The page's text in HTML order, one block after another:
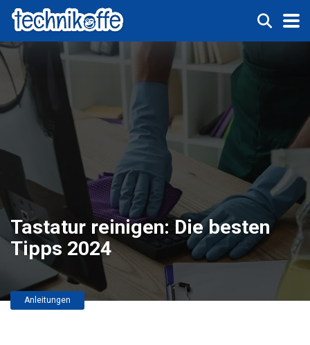
Tastatur reinigen: Die besten
Tipps 2024
Anleitungen